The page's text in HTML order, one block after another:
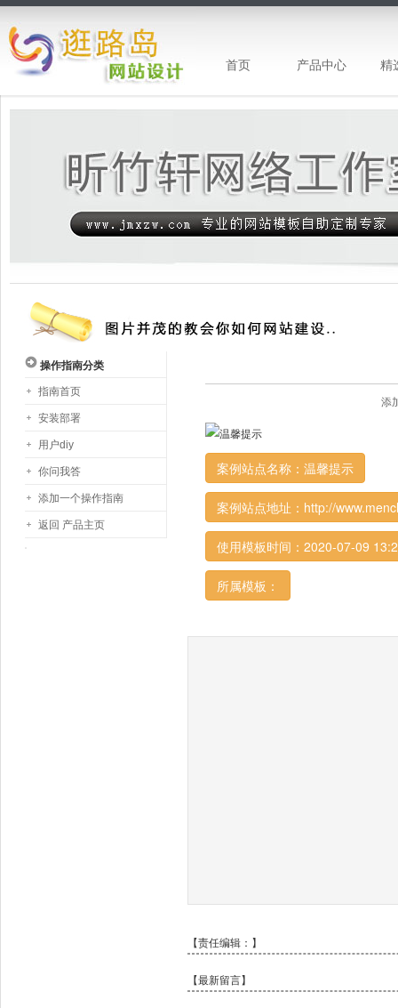
昕竹轩网站设计-专注网站建设
首页 产品中心 精
操作指南分类
指南首页
安装部署
用户diy
你问我答
添加一个操作指南
返回 产品主页
添
案例站点名称：温馨提示
案例站点地址：http://
使用模板时间：2020-07-09
所属模板：
【责任编辑： 】
【最新留言】